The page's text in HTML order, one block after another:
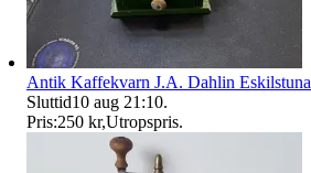
Antik Kaffekvarn J.A. Dahlin Eskilstuna
Sluttid10 aug 21:10.
Pris:250 kr,Utropspris.